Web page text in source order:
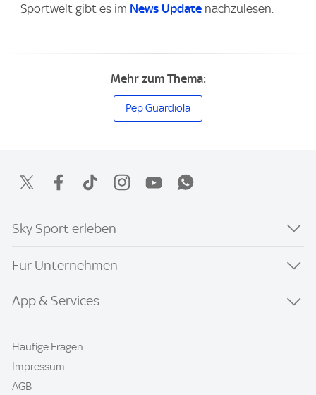
Sportwelt gibt es im News Update nachzulesen.
Mehr zum Thema:
Pep Guardiola
Sky Sport erleben
Für Unternehmen
App & Services
Häufige Fragen
Impressum
AGB